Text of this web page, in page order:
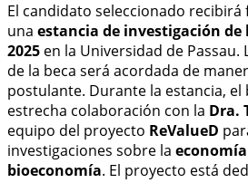
El candidato seleccionado
una estancia de investigación de
2025 en la Universidad de Passau.
de la beca será acordada de
postulante. Durante la estancia,
estrecha colaboración con la Dra.
equipo del proyecto ReValueD
investigaciones sobre la
bioeconomía. El proyecto está